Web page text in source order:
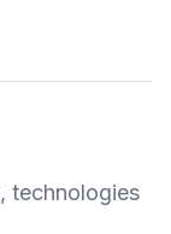
technologies